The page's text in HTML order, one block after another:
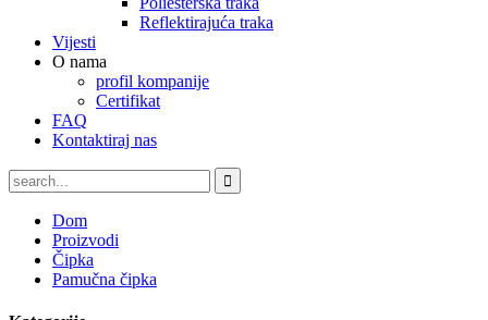
Reflektirajuća traka
Vijesti
O nama
profil kompanije
Certifikat
FAQ
Kontaktiraj nas
Dom
Proizvodi
Čipka
Pamučna čipka